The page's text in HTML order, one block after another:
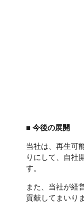
■ 今後の展開
当社は、再生可
りにして、自社
す。
また、当社が経
貢献してまいり